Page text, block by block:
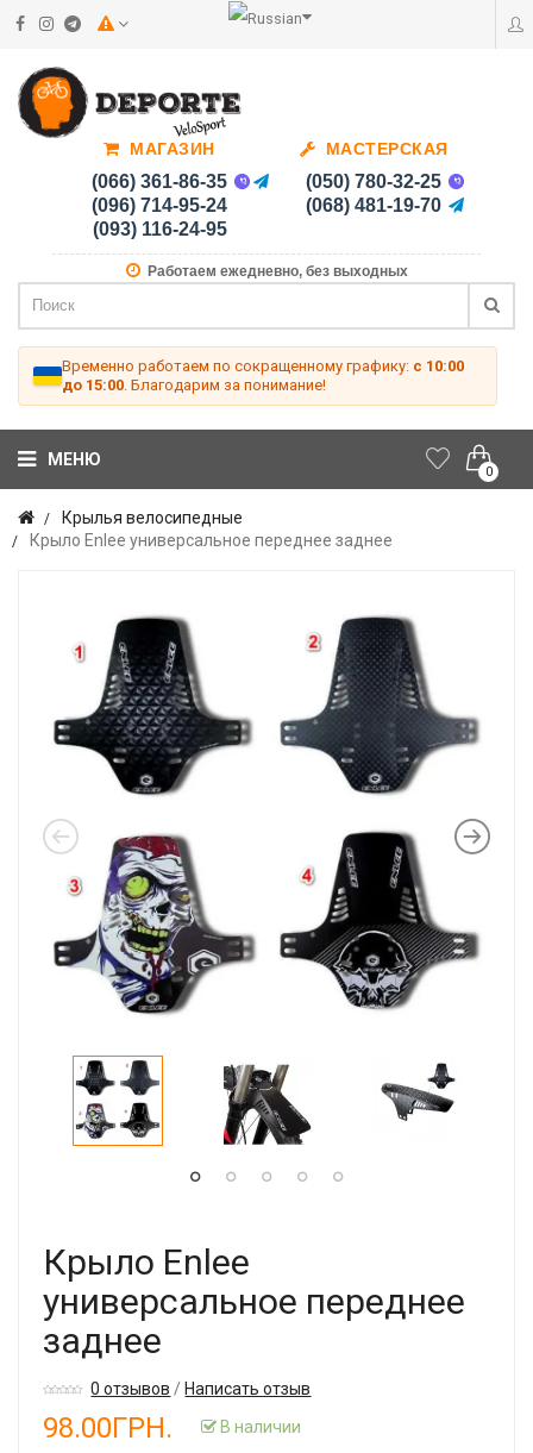
МАГАЗИН
(066) 361-86-35
(096) 714-95-24
(093) 116-24-95
МАСТЕРСКАЯ
(050) 780-32-25
(068) 481-19-70
Работаем ежедневно, без выходных
Временно работаем по сокращенному графику: с 10:00
до 15:00 . Благодарим за понимание!
0
МЕНЮ
Крылья велосипедные
Крыло Enlee универсальное переднее заднее
Крыло Enlee
универсальное переднее
заднее
0 отзывов /Написать отзыв
98.00ГРН. В наличии